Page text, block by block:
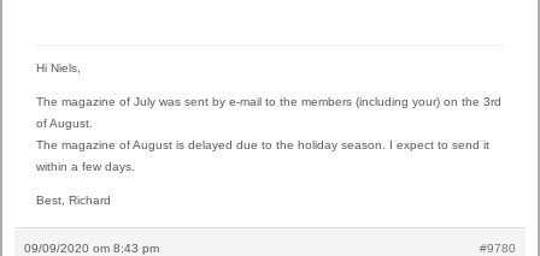
Hi Niels,
The magazine of July was sent by e-mail to the members (including your) on the 3rd
of August.
The magazine of August is delayed due to the holiday season. I expect to send it
within a few days.
Best, Richard
09/09/2020 om 8:43 pm #9780